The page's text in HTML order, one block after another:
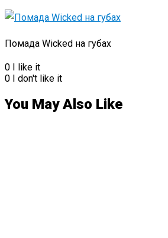
Помада Wicked на губах
0 I like it
0 I don't like it
You May Also Like